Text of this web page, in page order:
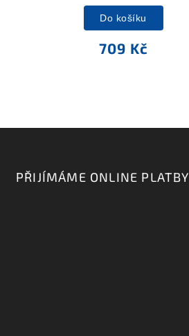
709 Kč
Do košíku
PŘIJÍMÁME ONLINE PLATBY